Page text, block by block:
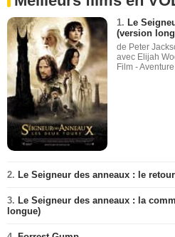
1. Le
(version
de Peter
avec Elijah
Film - Aventure
2. Le Seigneur des anneaux : le
3. Le Seigneur des anneaux : la
longue)